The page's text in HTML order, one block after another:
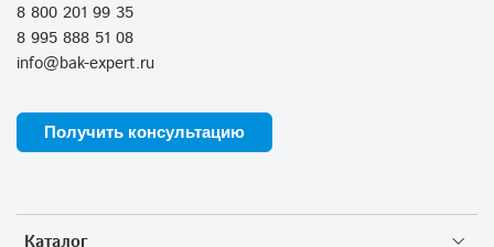
8 800 201 99 35
8 995 888 51 08
info@bak-expert.ru
Получить консультацию